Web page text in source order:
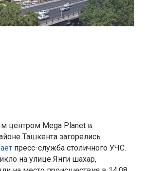
центром Mega Planet в
Ташкента загорелись
пресс-служба столичного УЧС.
на улице Янги шахар,